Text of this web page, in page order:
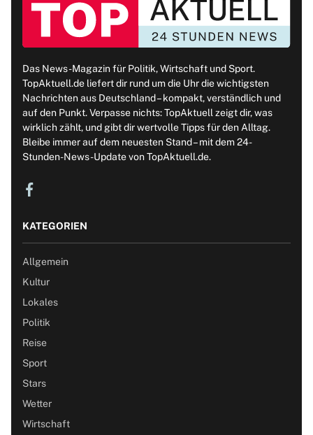
Das News-Magazin für Politik, Wirtschaft und Sport.
TopAktuell.de liefert dir rund um die Uhr die wichtigsten
Nachrichten aus Deutschland – kompakt, verständlich und
auf den Punkt. Verpasse nichts: TopAktuell zeigt dir, was
wirklich zählt, und gibt dir wertvolle Tipps für den Alltag.
Bleibe immer auf dem neuesten Stand – mit dem 24-
Stunden-News-Update von TopAktuell.de.
KATEGORIEN
Allgemein
Kultur
Lokales
Politik
Reise
Sport
Stars
Wetter
Wirtschaft